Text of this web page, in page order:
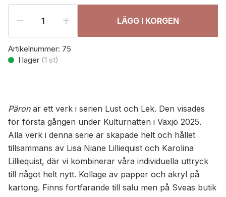
LÄGG I KORGEN
Artikelnummer: 75
I lager (1 st)
Päron är ett verk i serien Lust och Lek. Den visades
för första gången under Kulturnatten i Växjö 2025.
Alla verk i denna serie är skapade helt och hållet
tillsammans av Lisa Niane Lilliequist och Karolina
Lilliequist, där vi kombinerar våra individuella uttryck
till något helt nytt. Kollage av papper och akryl på
kartong. Finns fortfarande till salu men på Sveas butik